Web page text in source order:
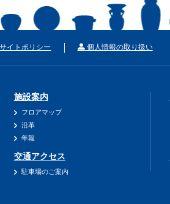
サイトポリシー 個人情報の取り扱い
施設案内
フロアマップ
沿革
年報
交通アクセス
駐車場のご案内